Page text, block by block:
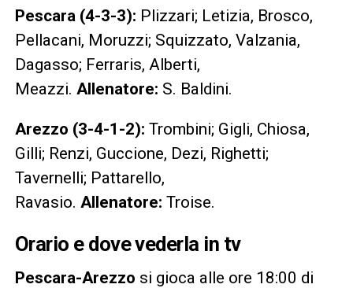
Pescara (4-3-3): Plizzari; Letizia, Brosco,
Pellacani, Moruzzi; Squizzato, Valzania,
Dagasso; Ferraris, Alberti,
Meazzi. Allenatore: S. Baldini.
Arezzo (3-4-1-2): Trombini; Gigli, Chiosa,
Gilli; Renzi, Guccione, Dezi, Righetti;
Tavernelli; Pattarello,
Ravasio. Allenatore: Troise.
Orario e dove vederla in tv
Pescara-Arezzo si gioca alle ore 18:00 di